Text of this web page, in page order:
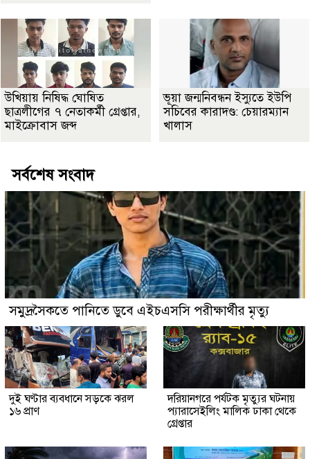
উখিয়ায় নিষিদ্ধ ঘোষিত
ছাত্রলীগের ৭ নেতাকর্মী গ্রেপ্তার,
মাইক্রোবাস জব্দ
ভূয়া জন্মনিবন্ধন ইস্যুতে ইউপি
সচিবের কারাদণ্ড: চেয়ারম্যান
খালাস
সর্বশেষ সংবাদ
সমুদ্রসৈকতে পানিতে ডুবে এইচএসসি পরীক্ষার্থীর মৃত্যু
দুই ঘণ্টার ব্যবধানে সড়কে ঝরল
১৬ প্রাণ
দরিয়ানগরে পর্যটক মৃত্যুর ঘটনায়
প্যারাসেইলিং মালিক ঢাকা থেকে
গ্রেপ্তার